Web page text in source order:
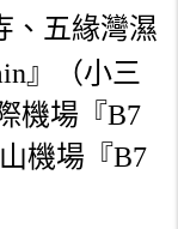
、五緣灣濕
』（小三
機場『B7
機場『B7